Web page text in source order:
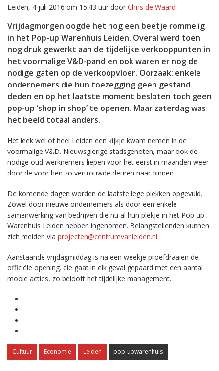
Leiden, 4 juli 2016 om 15:43 uur door Chris de Waard
Vrijdagmorgen oogde het nog een beetje rommelig
in het Pop-up Warenhuis Leiden. Overal werd toen
nog druk gewerkt aan de tijdelijke verkooppunten in
het voormalige V&D-pand en ook waren er nog de
nodige gaten op de verkoopvloer. Oorzaak: enkele
ondernemers die hun toezegging geen gestand
deden en op het laatste moment besloten toch geen
pop-up ‘shop in shop’ te openen. Maar zaterdag was
het beeld totaal anders.
Het leek wel of heel Leiden een kijkje kwam nemen in de
voormalige V&D. Nieuwsgierige stadsgenoten, maar ook de
nodige oud-werknemers liepen voor het eerst in maanden weer
door de voor hen zo vertrouwde deuren naar binnen.
De komende dagen worden de laatste lege plekken opgevuld.
Zowel door nieuwe ondernemers als door een enkele
samenwerking van bedrijven die nu al hun plekje in het Pop-up
Warenhuis Leiden hebben ingenomen. Belangstellenden kunnen
zich melden via projecten@centrumvanleiden.nl.
Aanstaande vrijdagmiddag is na een weekje proefdraaien de
officiële opening. die gaat in elk geval gepaard met een aantal
mooie acties, zo belooft het tijdelijke management.
Cultuur Economie Leiden pop-upwarenhuis